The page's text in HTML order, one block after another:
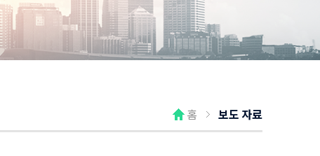
홈 보도 자료